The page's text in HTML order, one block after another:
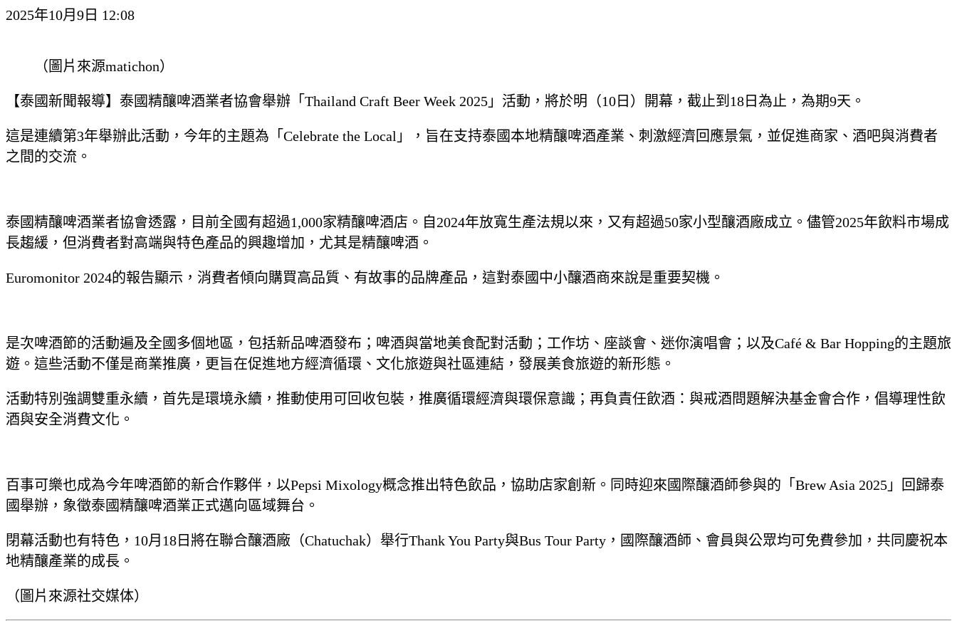
2025年10月9日 12:08
（圖片來源matichon）
【泰國新聞報導】泰國精釀啤酒業者協會舉辦「Thailand Craft Beer Week 2025」活動，將於明（10日）開幕，截止到18日為止，為期9天。
這是連續第3年舉辦此活動，今年的主題為「Celebrate the Local」，旨在支持泰國本地精釀啤酒產業、刺激經濟回應景氣，並促進商家、酒吧與消費者
之間的交流。
泰國精釀啤酒業者協會透露，目前全國有超過1,000家精釀啤酒店。自2024年放寬生產法規以來，又有超過50家小型釀酒廠成立。儘管2025年飲料市場成
長趨緩，但消費者對高端與特色產品的興趣增加，尤其是精釀啤酒。
Euromonitor 2024的報告顯示，消費者傾向購買高品質、有故事的品牌產品，這對泰國中小釀酒商來說是重要契機。
是次啤酒節的活動遍及全國多個地區，包括新品啤酒發布；啤酒與當地美食配對活動；工作坊、座談會、迷你演唱會；以及Café & Bar Hopping的主題旅
遊。這些活動不僅是商業推廣，更旨在促進地方經濟循環、文化旅遊與社區連結，發展美食旅遊的新形態。
活動特別強調雙重永續，首先是環境永續，推動使用可回收包裝，推廣循環經濟與環保意識；再負責任飲酒：與戒酒問題解決基金會合作，倡導理性飲
酒與安全消費文化。
百事可樂也成為今年啤酒節的新合作夥伴，以Pepsi Mixology概念推出特色飲品，協助店家創新。同時迎來國際釀酒師參與的「Brew Asia 2025」回歸泰
國舉辦，象徵泰國精釀啤酒業正式邁向區域舞台。
閉幕活動也有特色，10月18日將在聯合釀酒廠（Chatuchak）舉行Thank You Party與Bus Tour Party，國際釀酒師、會員與公眾均可免費參加，共同慶祝本
地精釀產業的成長。
（圖片來源社交媒体）